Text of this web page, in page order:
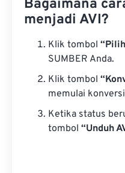
Bagaimana
menjadi AVI?
Klik tombol
SUMBER Anda.
Klik tombol
memulai
Ketika status
tombol “Unduh